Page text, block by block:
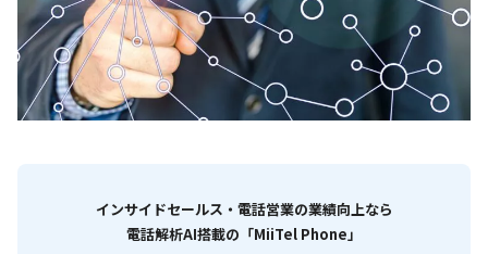
インサイドセールス・電話営業の業績向上なら
電話解析AI搭載の「MiiTel Phone」